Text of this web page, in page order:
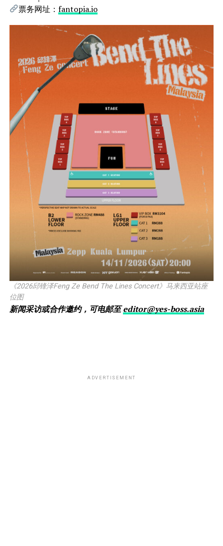
票务网址： fantopia.io
《2026邱锋泽Feng Ze Bend The Lines Concert》马来西亚站座
位图
新闻采访或合作邀约，可电邮至editor@yes-boss.asia
ADVERTISEMENT